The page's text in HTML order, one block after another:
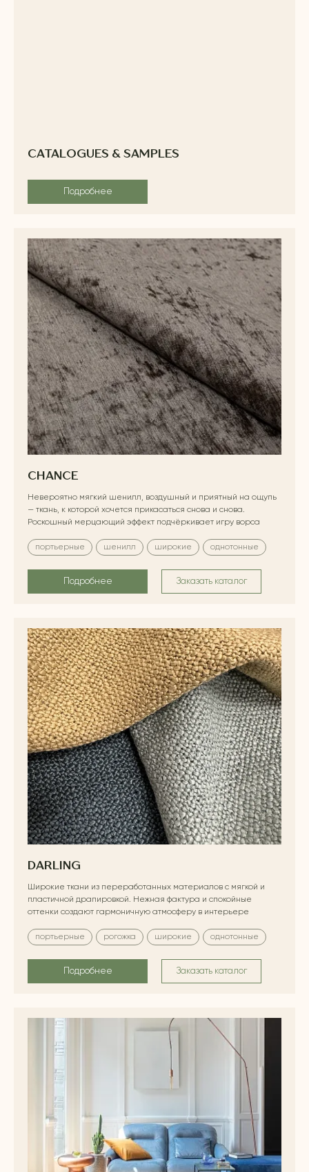
CATALOGUES & SAMPLES
Подробнее
CHANCE
Невероятно мягкий шенилл, воздушный и приятный на ощупь
— ткань, к которой хочется прикасаться снова и снова.
Роскошный мерцающий эффект подчёркивает игру ворса
портьерные шенилл широкие однотонные
Подробнее Заказать каталог
DARLING
Широкие ткани из переработанных материалов с мягкой и
пластичной драпировкой. Нежная фактура и спокойные
оттенки создают гармоничную атмосферу в интерьере
портьерные рогожка широкие однотонные
Подробнее Заказать каталог